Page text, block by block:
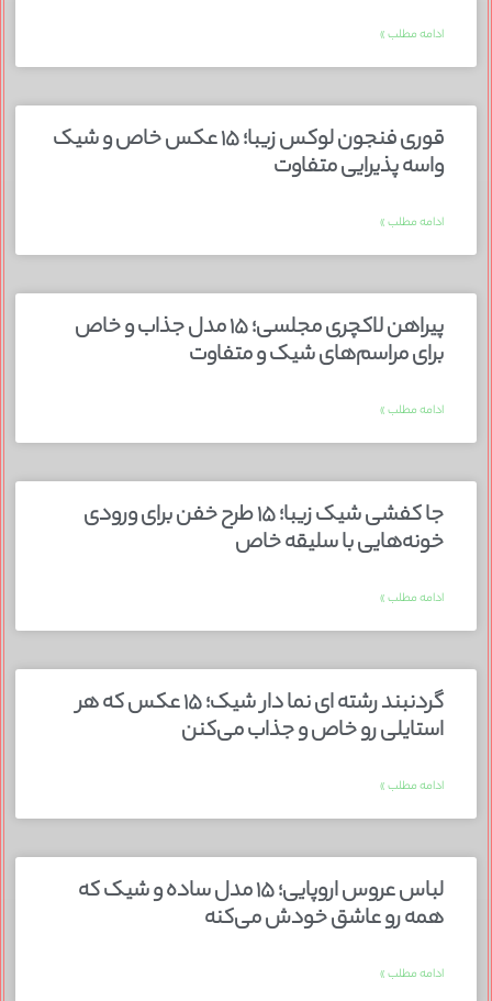
ادامه مطلب »
قوری فنجون لوکس زیبا؛ ۱۵ عکس خاص و شیک
واسه پذیرایی متفاوت
ادامه مطلب »
پیراهن لاکچری مجلسی؛ ۱۵ مدل جذاب و خاص
برای مراسم‌های شیک و متفاوت
ادامه مطلب »
جا کفشی شیک زیبا؛ ۱۵ طرح خفن برای ورودی
خونه‌هایی با سلیقه خاص
ادامه مطلب »
گردنبند رشته ای نما دار شیک؛ ۱۵ عکس که هر
استایلی رو خاص و جذاب می‌کنن
ادامه مطلب »
لباس عروس اروپایی؛ ۱۵ مدل ساده و شیک که
همه رو عاشق خودش می‌کنه
ادامه مطلب »